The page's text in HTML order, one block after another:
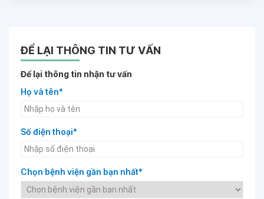
ĐỂ LẠI THÔNG TIN TƯ VẤN
Để lại thông tin nhận tư vấn
Họ và tên*
Số điện thoại*
Chọn bệnh viện gần bạn nhất*